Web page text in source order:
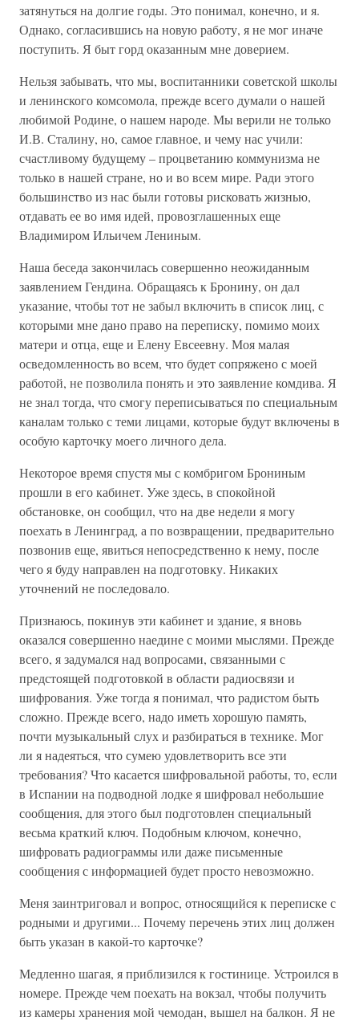
затянуться на долгие годы. Это понимал, конечно, и я.
Однако, согласившись на новую работу, я не мог иначе
поступить. Я быт горд оказанным мне доверием.
Нельзя забывать, что мы, воспитанники советской школы
и ленинского комсомола, прежде всего думали о нашей
любимой Родине, о нашем народе. Мы верили не только
И.В. Сталину, но, самое главное, и чему нас учили:
счастливому будущему – процветанию коммунизма не
только в нашей стране, но и во всем мире. Ради этого
большинство из нас были готовы рисковать жизнью,
отдавать ее во имя идей, провозглашенных еще
Владимиром Ильичем Лениным.
Наша беседа закончилась совершенно неожиданным
заявлением Гендина. Обращаясь к Бронину, он дал
указание, чтобы тот не забыл включить в список лиц, с
которыми мне дано право на переписку, помимо моих
матери и отца, еще и Елену Евсеевну. Моя малая
осведомленность во всем, что будет сопряжено с моей
работой, не позволила понять и это заявление комдива. Я
не знал тогда, что смогу переписываться по специальным
каналам только с теми лицами, которые будут включены в
особую карточку моего личного дела.
Некоторое время спустя мы с комбригом Брониным
прошли в его кабинет. Уже здесь, в спокойной
обстановке, он сообщил, что на две недели я могу
поехать в Ленинград, а по возвращении, предварительно
позвонив еще, явиться непосредственно к нему, после
чего я буду направлен на подготовку. Никаких
уточнений не последовало.
Признаюсь, покинув эти кабинет и здание, я вновь
оказался совершенно наедине с моими мыслями. Прежде
всего, я задумался над вопросами, связанными с
предстоящей подготовкой в области радиосвязи и
шифрования. Уже тогда я понимал, что радистом быть
сложно. Прежде всего, надо иметь хорошую память,
почти музыкальный слух и разбираться в технике. Мог
ли я надеяться, что сумею удовлетворить все эти
требования? Что касается шифровальной работы, то, если
в Испании на подводной лодке я шифровал небольшие
сообщения, для этого был подготовлен специальный
весьма краткий ключ. Подобным ключом, конечно,
шифровать радиограммы или даже письменные
сообщения с информацией будет просто невозможно.
Меня заинтриговал и вопрос, относящийся к переписке с
родными и другими... Почему перечень этих лиц должен
быть указан в какой-то карточке?
Медленно шагая, я приблизился к гостинице. Устроился в
номере. Прежде чем поехать на вокзал, чтобы получить
из камеры хранения мой чемодан, вышел на балкон. Я не